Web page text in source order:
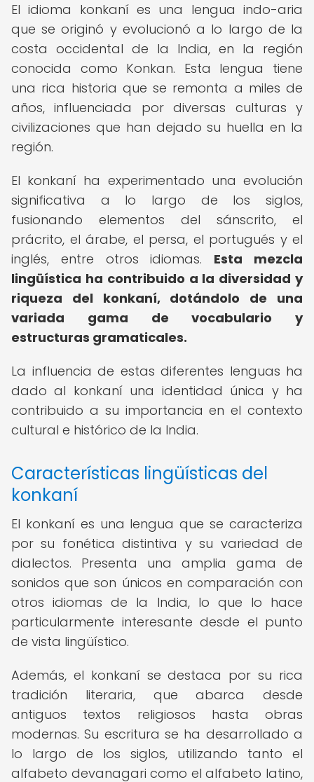
El idioma konkaní es una lengua indo-aria
que se originó y evolucionó a lo largo de la
costa occidental de la India, en la región
conocida como Konkan. Esta lengua tiene
una rica historia que se remonta a miles de
años, influenciada por diversas culturas y
civilizaciones que han dejado su huella en la
región.
El konkaní ha experimentado una evolución
significativa a lo largo de los siglos,
fusionando elementos del sánscrito, el
prácrito, el árabe, el persa, el portugués y el
inglés, entre otros idiomas. Esta mezcla
lingüística ha contribuido a la diversidad y
riqueza del konkaní, dotándolo de una
variada gama de vocabulario y
estructuras gramaticales.
La influencia de estas diferentes lenguas ha
dado al konkaní una identidad única y ha
contribuido a su importancia en el contexto
cultural e histórico de la India.
Características lingüísticas del
konkaní
El konkaní es una lengua que se caracteriza
por su fonética distintiva y su variedad de
dialectos. Presenta una amplia gama de
sonidos que son únicos en comparación con
otros idiomas de la India, lo que lo hace
particularmente interesante desde el punto
de vista lingüístico.
Además, el konkaní se destaca por su rica
tradición literaria, que abarca desde
antiguos textos religiosos hasta obras
modernas. Su escritura se ha desarrollado a
lo largo de los siglos, utilizando tanto el
alfabeto devanagari como el alfabeto latino,